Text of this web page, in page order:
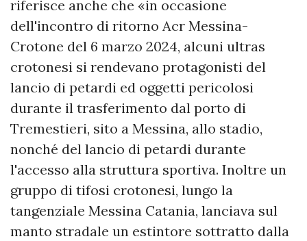
riferisce anche che «in occasione
dell'incontro di ritorno Acr Messina-
Crotone del 6 marzo 2024, alcuni ultras
crotonesi si rendevano protagonisti del
lancio di petardi ed oggetti pericolosi
durante il trasferimento dal porto di
Tremestieri, sito a Messina, allo stadio,
nonché del lancio di petardi durante
l'accesso alla struttura sportiva. Inoltre un
gruppo di tifosi crotonesi, lungo la
tangenziale Messina Catania, lanciava sul
manto stradale un estintore sottratto dalla